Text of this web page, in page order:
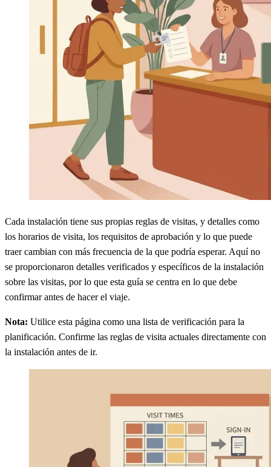
Cada instalación tiene sus propias reglas de visitas, y detalles como
los horarios de visita, los requisitos de aprobación y lo que puede
traer cambian con más frecuencia de la que podría esperar. Aquí no
se proporcionaron detalles verificados y específicos de la instalación
sobre las visitas, por lo que esta guía se centra en lo que debe
confirmar antes de hacer el viaje.
Nota: Utilice esta página como una lista de verificación para la
planificación. Confirme las reglas de visita actuales directamente con
la instalación antes de ir.